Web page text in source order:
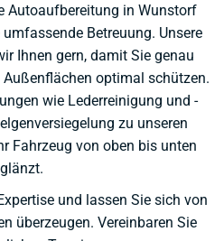
Autoaufbereitung in Wunstorf
Betreuung. Unsere
Ihnen gern, damit Sie genau
optimal schützen.
wie Lederreinigung und -
zu unseren
Fahrzeug von oben bis unten
glänzt.
und lassen Sie sich von
überzeugen. Vereinbaren Sie